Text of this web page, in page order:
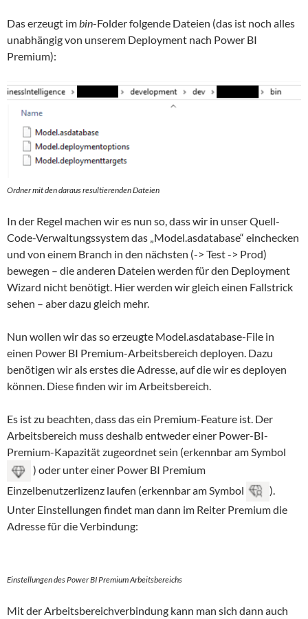
Das erzeugt im bin-Folder folgende Dateien (das ist noch alles
unabhängig von unserem Deployment nach Power BI
Premium):
Ordner mit den daraus resultierenden Dateien
In der Regel machen wir es nun so, dass wir in unser Quell-
Code-Verwaltungssystem das „Model.asdatabase“ einchecken
und von einem Branch in den nächsten (-> Test -> Prod)
bewegen – die anderen Dateien werden für den Deployment
Wizard nicht benötigt. Hier werden wir gleich einen Fallstrick
sehen – aber dazu gleich mehr.
Nun wollen wir das so erzeugte Model.asdatabase-File in
einen Power BI Premium-Arbeitsbereich deployen. Dazu
benötigen wir als erstes die Adresse, auf die wir es deployen
können. Diese finden wir im Arbeitsbereich.
Es ist zu beachten, dass das ein Premium-Feature ist. Der
Arbeitsbereich muss deshalb entweder einer Power-BI-
Premium-Kapazität zugeordnet sein (erkennbar am Symbol
) oder unter einer Power BI Premium
Einzelbenutzerlizenz laufen (erkennbar am Symbol
).
Unter Einstellungen findet man dann im Reiter Premium die
Adresse für die Verbindung:
Einstellungen des Power BI Premium Arbeitsbereichs
Mit der Arbeitsbereichverbindung kann man sich dann auch